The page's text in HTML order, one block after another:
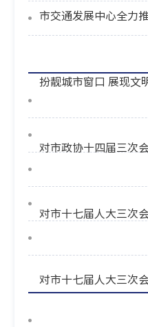
市交通发展中心全力
扮靓城市窗口 展现文
对市政协十四届三次
对市十七届人大三次
对市十七届人大三次